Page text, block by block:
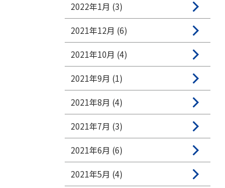
2022年1月 (3)
2021年12月 (6)
2021年10月 (4)
2021年9月 (1)
2021年8月 (4)
2021年7月 (3)
2021年6月 (6)
2021年5月 (4)